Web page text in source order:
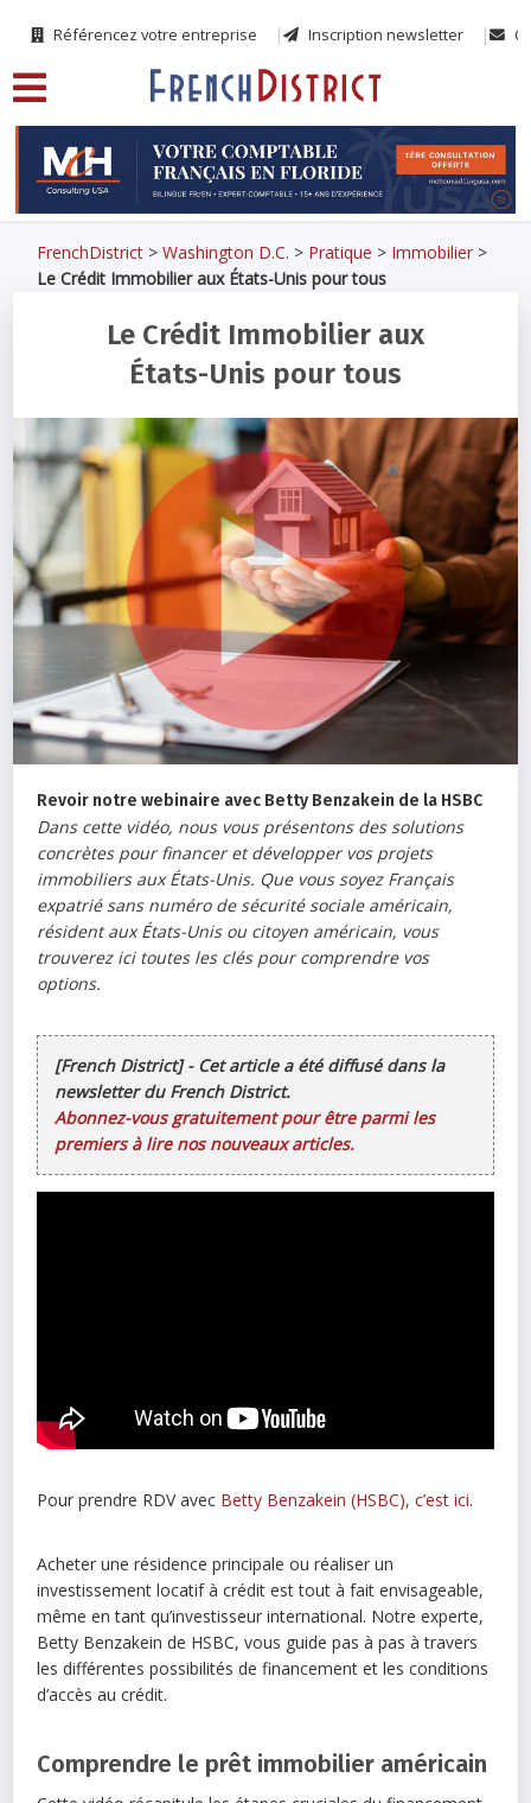
Référencez votre entreprise Inscription newsletter
FrenchDistrict >Washington D.C. > Pratique > Immobilier >
Le Crédit Immobilier aux États-Unis pour tous
Le Crédit Immobilier aux
États-Unis pour tous
Revoir notre webinaire avec Betty Benzakein de la HSBC
Dans cette vidéo, nous vous présentons des solutions
concrètes pour financer et développer vos projets
immobiliers aux États-Unis. Que vous soyez Français
expatrié sans numéro de sécurité sociale américain,
résident aux États-Unis ou citoyen américain, vous
trouverez ici toutes les clés pour comprendre vos
options.
[French District] - Cet article a été diffusé dans la
newsletter du French District.
Abonnez-vous gratuitement pour être parmi les
premiers à lire nos nouveaux articles.
Pour prendre RDV avec Betty Benzakein (HSBC), c’est ici.
Acheter une résidence principale ou réaliser un
investissement locatif à crédit est tout à fait envisageable,
même en tant qu’investisseur international. Notre experte,
Betty Benzakein de HSBC, vous guide pas à pas à travers
les différentes possibilités de financement et les conditions
d’accès au crédit.
Comprendre le prêt immobilier américain